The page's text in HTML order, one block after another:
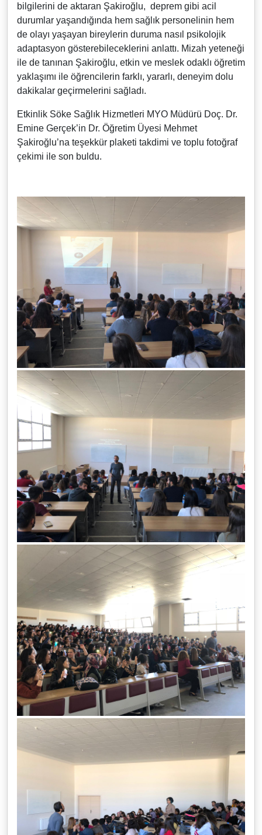
bilgilerini de aktaran Şakiroğlu, deprem gibi acil
durumlar yaşandığında hem sağlık personelinin hem
de olayı yaşayan bireylerin duruma nasıl psikolojik
adaptasyon gösterebileceklerini anlattı. Mizah yeteneği
ile de tanınan Şakiroğlu, etkin ve meslek odaklı öğretim
yaklaşımı ile öğrencilerin farklı, yararlı, deneyim dolu
dakikalar geçirmelerini sağladı.
Etkinlik Söke Sağlık Hizmetleri MYO Müdürü Doç. Dr.
Emine Gerçek’in Dr. Öğretim Üyesi Mehmet
Şakiroğlu’na teşekkür plaketi takdimi ve toplu fotoğraf
çekimi ile son buldu.